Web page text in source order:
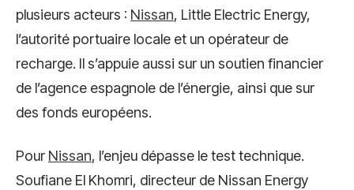
plusieurs acteurs : Nissan, Little Electric Energy,
l’autorité portuaire locale et un opérateur de
recharge. Il s’appuie aussi sur un soutien financier
de l’agence espagnole de l’énergie, ainsi que sur
des fonds européens.
Pour Nissan, l’enjeu dépasse le test technique.
Soufiane El Khomri, directeur de Nissan Energy